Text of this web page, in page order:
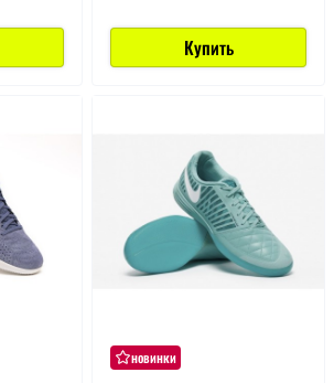
Купить
новинки